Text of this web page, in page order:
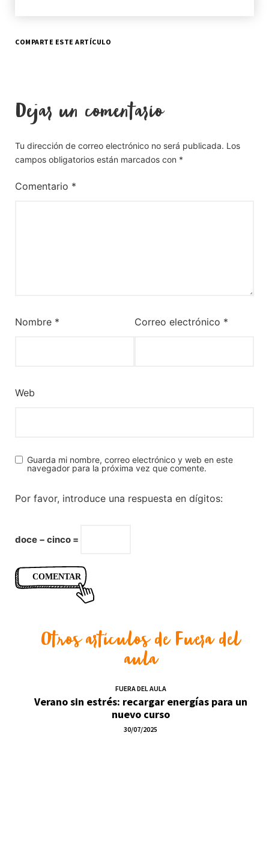
COMPARTE ESTE ARTÍCULO
Dejar un comentario
Tu dirección de correo electrónico no será publicada. Los
campos obligatorios están marcados con *
Comentario *
Nombre * Correo electrónico *
Web
Guarda mi nombre, correo electrónico y web en este
navegador para la próxima vez que comente.
Por favor, introduce una respuesta en dígitos:
doce − cinco =
Otros artículos deFuera del
aula
FUERA DEL AULA
Verano sin estrés: recargar energías para un
nuevo curso
30/07/2025